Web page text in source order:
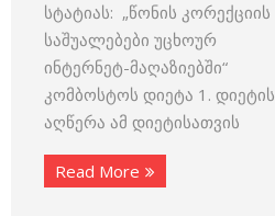
სტატიას: „წონის კორექციის
საშუალებები უცხოურ
ინტერნეტ-მაღაზიებში“
კომბოსტოს დიეტა 1. დიეტის
აღწერა ამ დიეტისათვის
Read More